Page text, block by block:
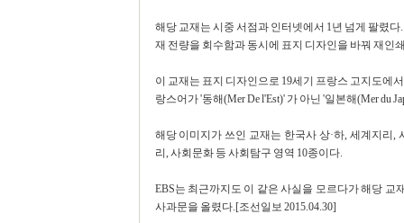
해당 교재는 시중 서점과 인터넷에서 1년 넘게 팔렸
재 전량을 회수함과 동시에 표지 디자인을 바꿔 재인
이 교재는 표지 디자인으로 19세기 프랑스 고지도에
랑스어가 '동해(Mer De l'Est)' 가 아닌 '일본해(Mer du
해당 이미지가 쓰인 교재는 한국사 상·하, 세계지리
리, 사회문화 등 사회탐구 영역 10종이다.
EBS는 최근까지도 이 같은 사실을 모르다가 해당
사과문을 올렸다.[조선일보 2015.04.30]